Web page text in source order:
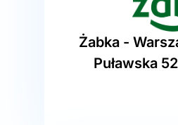
Żabka -
Puławska